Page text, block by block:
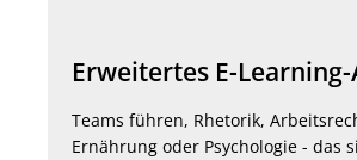
Erweitertes E-
Teams führen, Rhetorik,
Ernährung oder Psychologie - das